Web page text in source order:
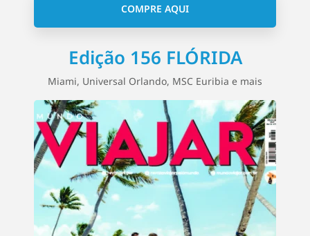
COMPRE AQUI
Edição 156 FLÓRIDA
Miami, Universal Orlando, MSC Euribia e mais